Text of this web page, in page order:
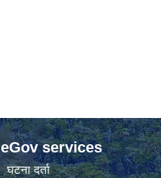
eGov services
घटना दर्ता